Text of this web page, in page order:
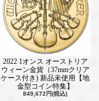
2022 1オンス オーストリア
ウィーン金貨（37mmクリア
ケース付き) 新品未使用【地
金型コイン特集】
849,672円(税込)